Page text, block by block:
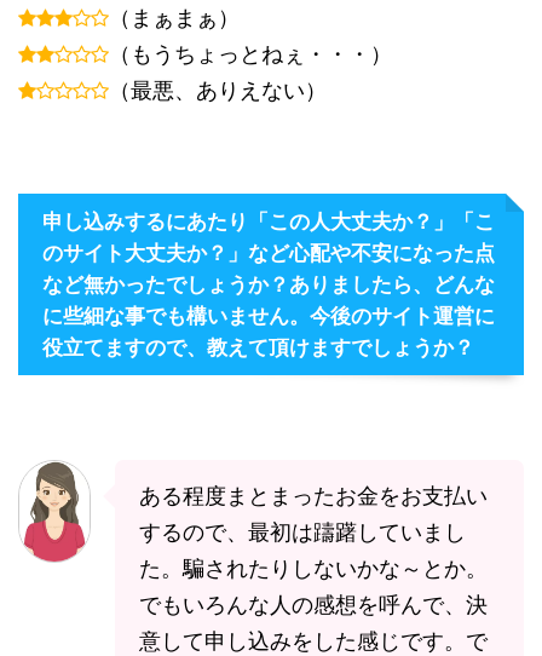
（まぁまぁ）
（もうちょっとねぇ・・・）
（最悪、ありえない）
申し込みするにあたり「この人大丈夫か？」「こ
のサイト大丈夫か？」など心配や不安になった点
など無かったでしょうか？ありましたら、どんな
に些細な事でも構いません。今後のサイト運営に
役立てますので、教えて頂けますでしょうか？
ある程度まとまったお金をお支払い
するので、最初は躊躇していまし
た。騙されたりしないかな～とか。
でもいろんな人の感想を呼んで、決
意して申し込みをした感じです。で